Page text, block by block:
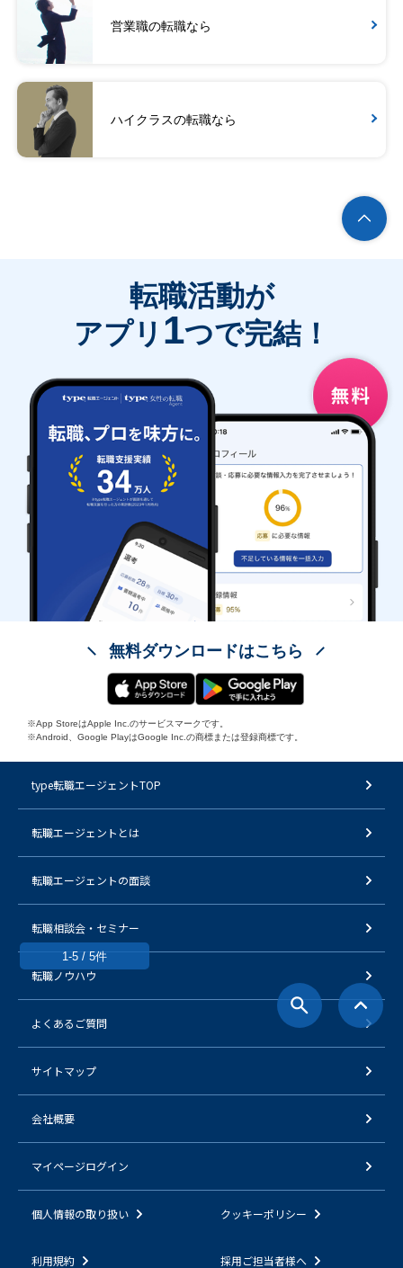
営業職の転職なら
ハイクラスの転職なら
1-5 / 5件
転職活動が
アプリ 1つで完結！
無料ダウンロードはこちら
※App StoreはApple Inc.のサービスマークです。
※Android、Google PlayはGoogle Inc.の商標または登録商標です。
type転職エージェントTOP
転職エージェントとは
転職エージェントの面談
転職相談会・セミナー
転職ノウハウ
よくあるご質問
サイトマップ
会社概要
マイページログイン
個人情報の取り扱い クッキーポリシー
利用規約 採用ご担当者様へ